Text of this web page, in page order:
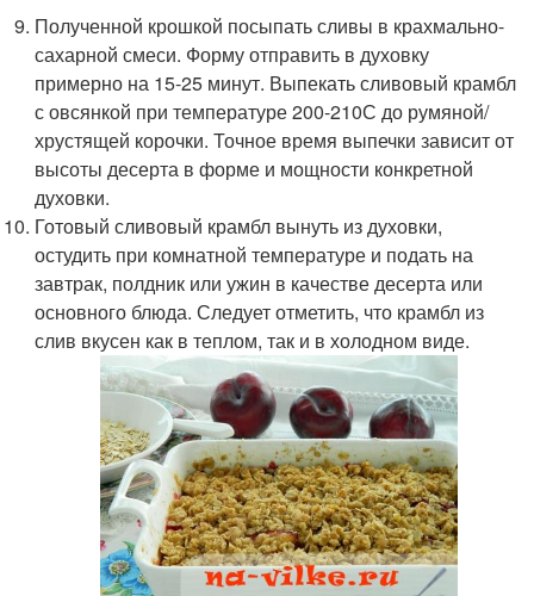
Полученной крошкой посыпать сливы в крахмально-
сахарной смеси. Форму отправить в духовку
примерно на 15-25 минут. Выпекать сливовый крамбл
с овсянкой при температуре 200-210С до румяной/
хрустящей корочки. Точное время выпечки зависит от
высоты десерта в форме и мощности конкретной
духовки.
Готовый сливовый крамбл вынуть из духовки,
остудить при комнатной температуре и подать на
завтрак, полдник или ужин в качестве десерта или
основного блюда. Следует отметить, что крамбл из
слив вкусен как в теплом, так и в холодном виде.